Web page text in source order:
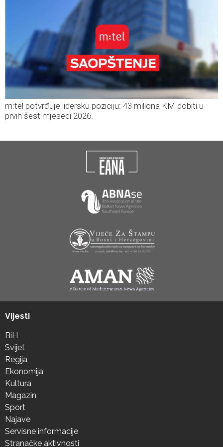
m:tel potvrđuje lidersku poziciju: 43 miliona KM dobiti u
prvih šest mjeseci 2026.
Vijesti
BiH
Svijet
Regija
Ekonomija
Kultura
Magazin
Sport
Najave
Servisne informacije
Stranačke aktivnosti